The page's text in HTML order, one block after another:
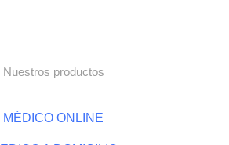
Nuestros productos
MÉDICO ONLINE